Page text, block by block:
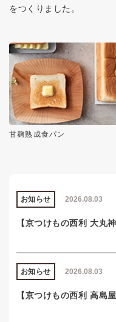
をつくりました。
甘麹熟成食パン
2026.08.03
お知らせ
【京つけもの西利 大丸
2026.08.03
お知らせ
【京つけもの西利 高島